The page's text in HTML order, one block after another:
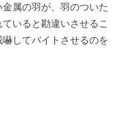
属の羽が、羽のついた
いると勘違いさせるこ
してバイトさせるのを